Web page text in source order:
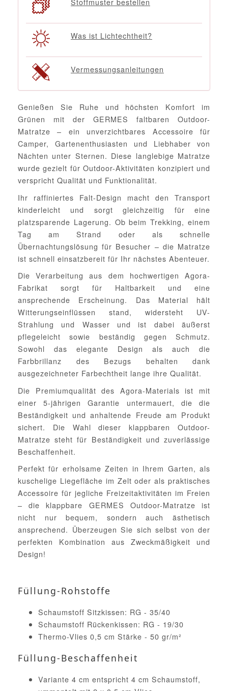
Was ist Lichtechtheit?
Vermessungsanleitungen
Genießen Sie Ruhe und höchsten Komfort im
Grünen mit der GERMES faltbaren Outdoor-
Matratze – ein unverzichtbares Accessoire für
Camper, Gartenenthusiasten und Liebhaber von
Nächten unter Sternen. Diese langlebige Matratze
wurde gezielt für Outdoor-Aktivitäten konzipiert und
verspricht Qualität und Funktionalität.
Ihr raffiniertes Falt-Design macht den Transport
kinderleicht und sorgt gleichzeitig für eine
platzsparende Lagerung. Ob beim Trekking, einem
Tag am Strand oder als schnelle
Übernachtungslösung für Besucher – die Matratze
ist schnell einsatzbereit für Ihr nächstes Abenteuer.
Die Verarbeitung aus dem hochwertigen Agora-
Fabrikat sorgt für Haltbarkeit und eine
ansprechende Erscheinung. Das Material hält
Witterungseinflüssen stand, widersteht UV-
Strahlung und Wasser und ist dabei äußerst
pflegeleicht sowie beständig gegen Schmutz.
Sowohl das elegante Design als auch die
Farbbrillanz des Bezugs behalten dank
ausgezeichneter Farbechtheit lange ihre Qualität.
Die Premiumqualität des Agora-Materials ist mit
einer 5-jährigen Garantie untermauert, die die
Beständigkeit und anhaltende Freude am Produkt
sichert. Die Wahl dieser klappbaren Outdoor-
Matratze steht für Beständigkeit und zuverlässige
Beschaffenheit.
Perfekt für erholsame Zeiten in Ihrem Garten, als
kuschelige Liegefläche im Zelt oder als praktisches
Accessoire für jegliche Freizeitaktivitäten im Freien
– die klappbare GERMES Outdoor-Matratze ist
nicht nur bequem, sondern auch ästhetisch
ansprechend. Überzeugen Sie sich selbst von der
perfekten Kombination aus Zweckmäßigkeit und
Design!
Füllung-Rohstoffe
Schaumstoff Sitzkissen: RG - 35/40
Schaumstoff Rückenkissen: RG - 19/30
Thermo-Vlies 0,5 cm Stärke - 50 gr/m²
Füllung-Beschaffenheit
Variante 4 cm entspricht 4 cm Schaumstoff,